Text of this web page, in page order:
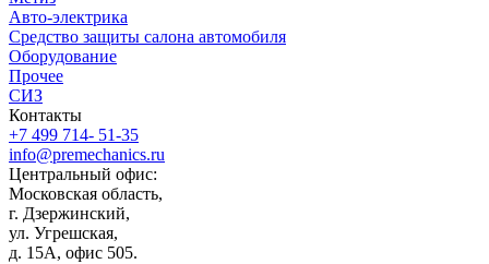
Авто-электрика
Средство защиты салона автомобиля
Оборудование
Прочее
СИЗ
Контакты
+7 499 714- 51-35
info@premechanics.ru
Центральный офис:
Московская область,
г. Дзержинский,
ул. Угрешская,
д. 15А, офис 505.